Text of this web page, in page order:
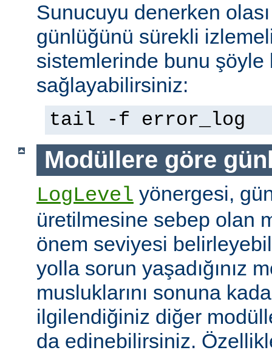
Sunucuyu denerken
günlüğünü sürekli
sistemlerinde bunu şöyle
sağlayabilirsiniz:
tail -f error_log
Modüllere göre
LogLevel yönergesi,
üretilmesine sebep olan
önem seviyesi
yolla sorun yaşadığınız
musluklarını sonuna
ilgilendiğiniz diğer
da edinebilirsiniz.